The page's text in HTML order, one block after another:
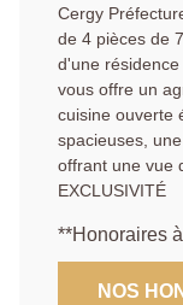
Cergy
de 4 pièces de
d'une
vous offre un
cuisine ouverte
spacieuses,
offrant une vue
EXCLUSIVITÉ
**Honoraires
NOS